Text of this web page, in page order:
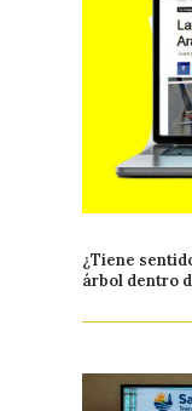
¿Tiene
árbol dentro